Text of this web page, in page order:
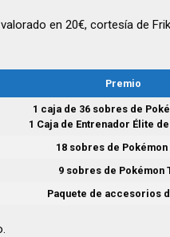
valorado en 20€, cortesía de
Premio
1 caja de 36 sobres de
1 Caja de Entrenador Élite
18 sobres de Pokémon
9 sobres de Pokémon
Paquete de accesorios